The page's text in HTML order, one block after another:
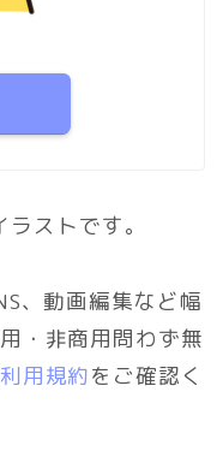
ストです。
、動画編集など幅
・非商用問わず無
利用規約をご確認く